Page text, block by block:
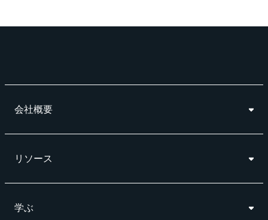
会社概要
リソース
学ぶ